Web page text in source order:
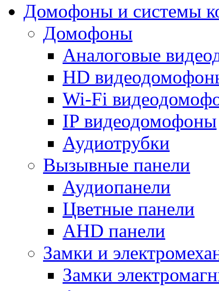
Домофоны и системы
Домофоны
Аналоговые
HD
Wi-Fi
IP видеодомофоны
Аудиотрубки
Вызывные панели
Аудиопанели
Цветные панели
AHD панели
Замки и
Замки